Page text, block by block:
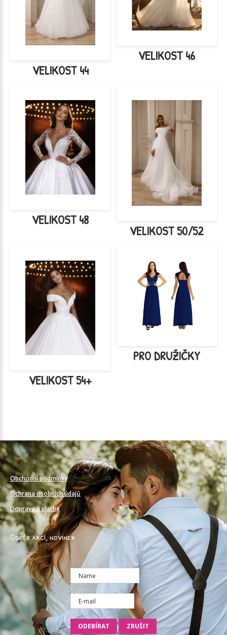
VELIKOST 44
VELIKOST 46
VELIKOST 48
VELIKOST 50/52
VELIKOST 54+
PRO DRUŽIČKY
Obchodní podmínky
Ochrana osobních údajů
Doprava a platba
Odběr akcí, novinek